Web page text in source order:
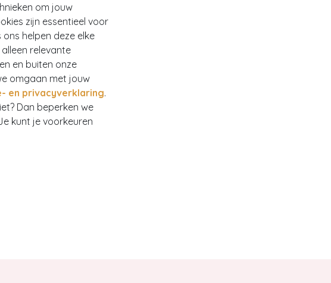
om jouw
zijn essentieel voor
helpen deze elke
relevante
en buiten onze
omgaan met jouw
en privacyverklaring.
Dan beperken we
kunt je voorkeuren